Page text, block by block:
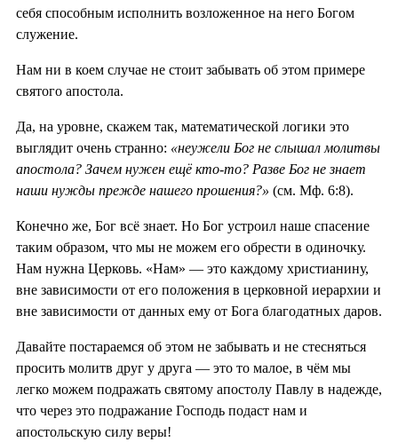
себя способным исполнить возложенное на него Богом
служение.
Нам ни в коем случае не стоит забывать об этом примере
святого апостола.
Да, на уровне, скажем так, математической логики это
выглядит очень странно: «неужели Бог не слышал молитвы
апостола? Зачем нужен ещё кто-то? Разве Бог не знает
наши нужды прежде нашего прошения?» (см. Мф. 6:8).
Конечно же, Бог всё знает. Но Бог устроил наше спасение
таким образом, что мы не можем его обрести в одиночку.
Нам нужна Церковь. «Нам» — это каждому христианину,
вне зависимости от его положения в церковной иерархии и
вне зависимости от данных ему от Бога благодатных даров.
Давайте постараемся об этом не забывать и не стесняться
просить молитв друг у друга — это то малое, в чём мы
легко можем подражать святому апостолу Павлу в надежде,
что через это подражание Господь подаст нам и
апостольскую силу веры!